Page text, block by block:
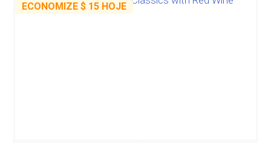
ECONOMIZE $ 15 HOJE